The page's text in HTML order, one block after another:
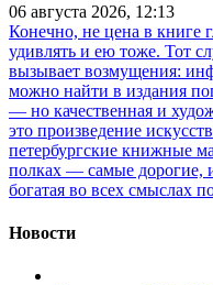
06 августа 2026, 12:13
Конечно, не цена в
удивлять и ею тоже. Тот
вызывает возмущения:
можно найти в издания
— но качественная и
это произведение
петербургские книжные
полках — самые дорогие,
богатая во всех смыслах
Новости